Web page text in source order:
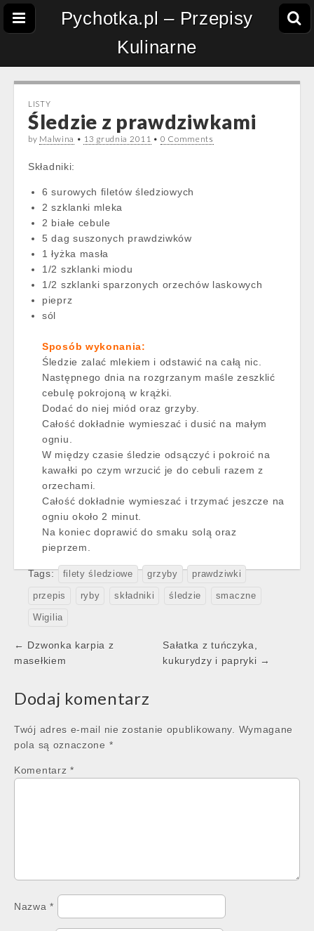
Pychotka.pl – Przepisy
Kulinarne
LISTY
Śledzie z prawdziwkami
by Malwina • 13 grudnia 2011 • 0 Comments
Składniki:
6 surowych filetów śledziowych
2 szklanki mleka
2 białe cebule
5 dag suszonych prawdziwków
1 łyżka masła
1/2 szklanki miodu
1/2 szklanki sparzonych orzechów laskowych
pieprz
sól
Sposób wykonania:
Śledzie zalać mlekiem i odstawić na całą nic.
Następnego dnia na rozgrzanym maśle zeszklić
cebulę pokrojoną w krążki.
Dodać do niej miód oraz grzyby.
Całość dokładnie wymieszać i dusić na małym
ogniu.
W między czasie śledzie odsączyć i pokroić na
kawałki po czym wrzucić je do cebuli razem z
orzechami.
Całość dokładnie wymieszać i trzymać jeszcze na
ogniu około 2 minut.
Na koniec doprawić do smaku solą oraz
pieprzem.
Tags: filety śledziowe grzyby prawdziwki
przepis ryby składniki śledzie smaczne
Wigilia
Post
navigation
← Dzwonka karpia z
masełkiem
Sałatka z tuńczyka,
kukurydzy i papryki →
Dodaj komentarz
Twój adres e-mail nie zostanie opublikowany.
Wymagane
pola są oznaczone *
Komentarz *
Nazwa*